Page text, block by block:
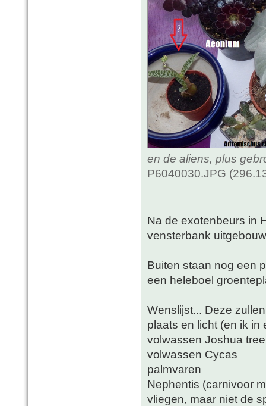
en de aliens, plus
P6040030.JPG
Na de exotenbeurs in
vensterbank
Buiten staan nog een
een heleboel
Wenslijst... Deze
plaats en licht (en ik in
volwassen Joshua tree
volwassen Cycas
palmvaren
Nephentis (carnivoor
vliegen, maar niet de